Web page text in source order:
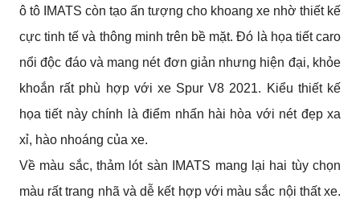
ô tô IMATS còn tạo ấn tượng cho khoang xe nhờ thiết kế
cực tinh tế và thông minh trên bề mặt. Đó là họa tiết caro
nổi độc đáo và mang nét đơn giản nhưng hiện đại, khỏe
khoắn rất phù hợp với xe Spur V8 2021. Kiểu thiết kế
họa tiết này chính là điểm nhấn hài hòa với nét đẹp xa
xỉ, hào nhoáng của xe.
Về màu sắc, thảm lót sàn IMATS mang lại hai tùy chọn
màu rất trang nhã và dễ kết hợp với màu sắc nội thất xe.